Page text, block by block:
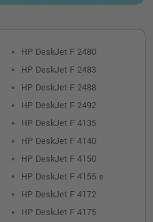
HP DeskJet F 2480
HP DeskJet F 2483
HP DeskJet F 2488
HP DeskJet F 2492
HP DeskJet F 4135
HP DeskJet F 4140
HP DeskJet F 4150
HP DeskJet F 4155 e
HP DeskJet F 4172
HP DeskJet F 4175